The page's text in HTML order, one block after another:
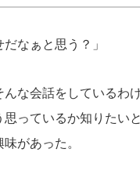
なぁと思う？」
な会話をしているわ
っているか知りたい
があった。